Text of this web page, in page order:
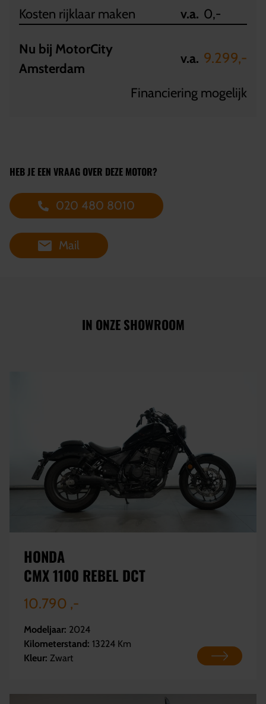
Kosten rijklaar maken
v.a. 0,-
Nu bij MotorCity
Amsterdam
v.a. 9.299,-
Financiering mogelijk
HEB JE EEN VRAAG OVER DEZE MOTOR?
020 480 8010
Mail
IN ONZE SHOWROOM
HONDA
CMX 1100 REBEL DCT
10.790 ,-
Modeljaar: 2024
Kilometerstand: 13224 Km
Kleur: Zwart